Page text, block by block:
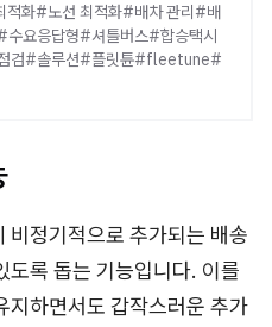
화#노선 최적화#배차 관리#배
요응답형#셔틀버스#합승택시
검#솔루션#플릿튠#fleetune#
비정기적으로 추가되는 배송
도록 돕는 기능입니다. 이를
지하면서도 갑작스러운 추가